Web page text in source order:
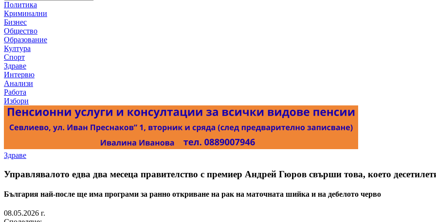
Политика
Криминални
Бизнес
Общество
Образование
Култура
Спорт
Здраве
Интервю
Анализи
Работа
Избори
Здраве
Управлявалото едва два месеца правителство с премиер Андрей Гюров свърши това, което
България най-после ще има програми за ранно откриване на рак на маточната шийка и на дебелото черво
08.05.2026 г.